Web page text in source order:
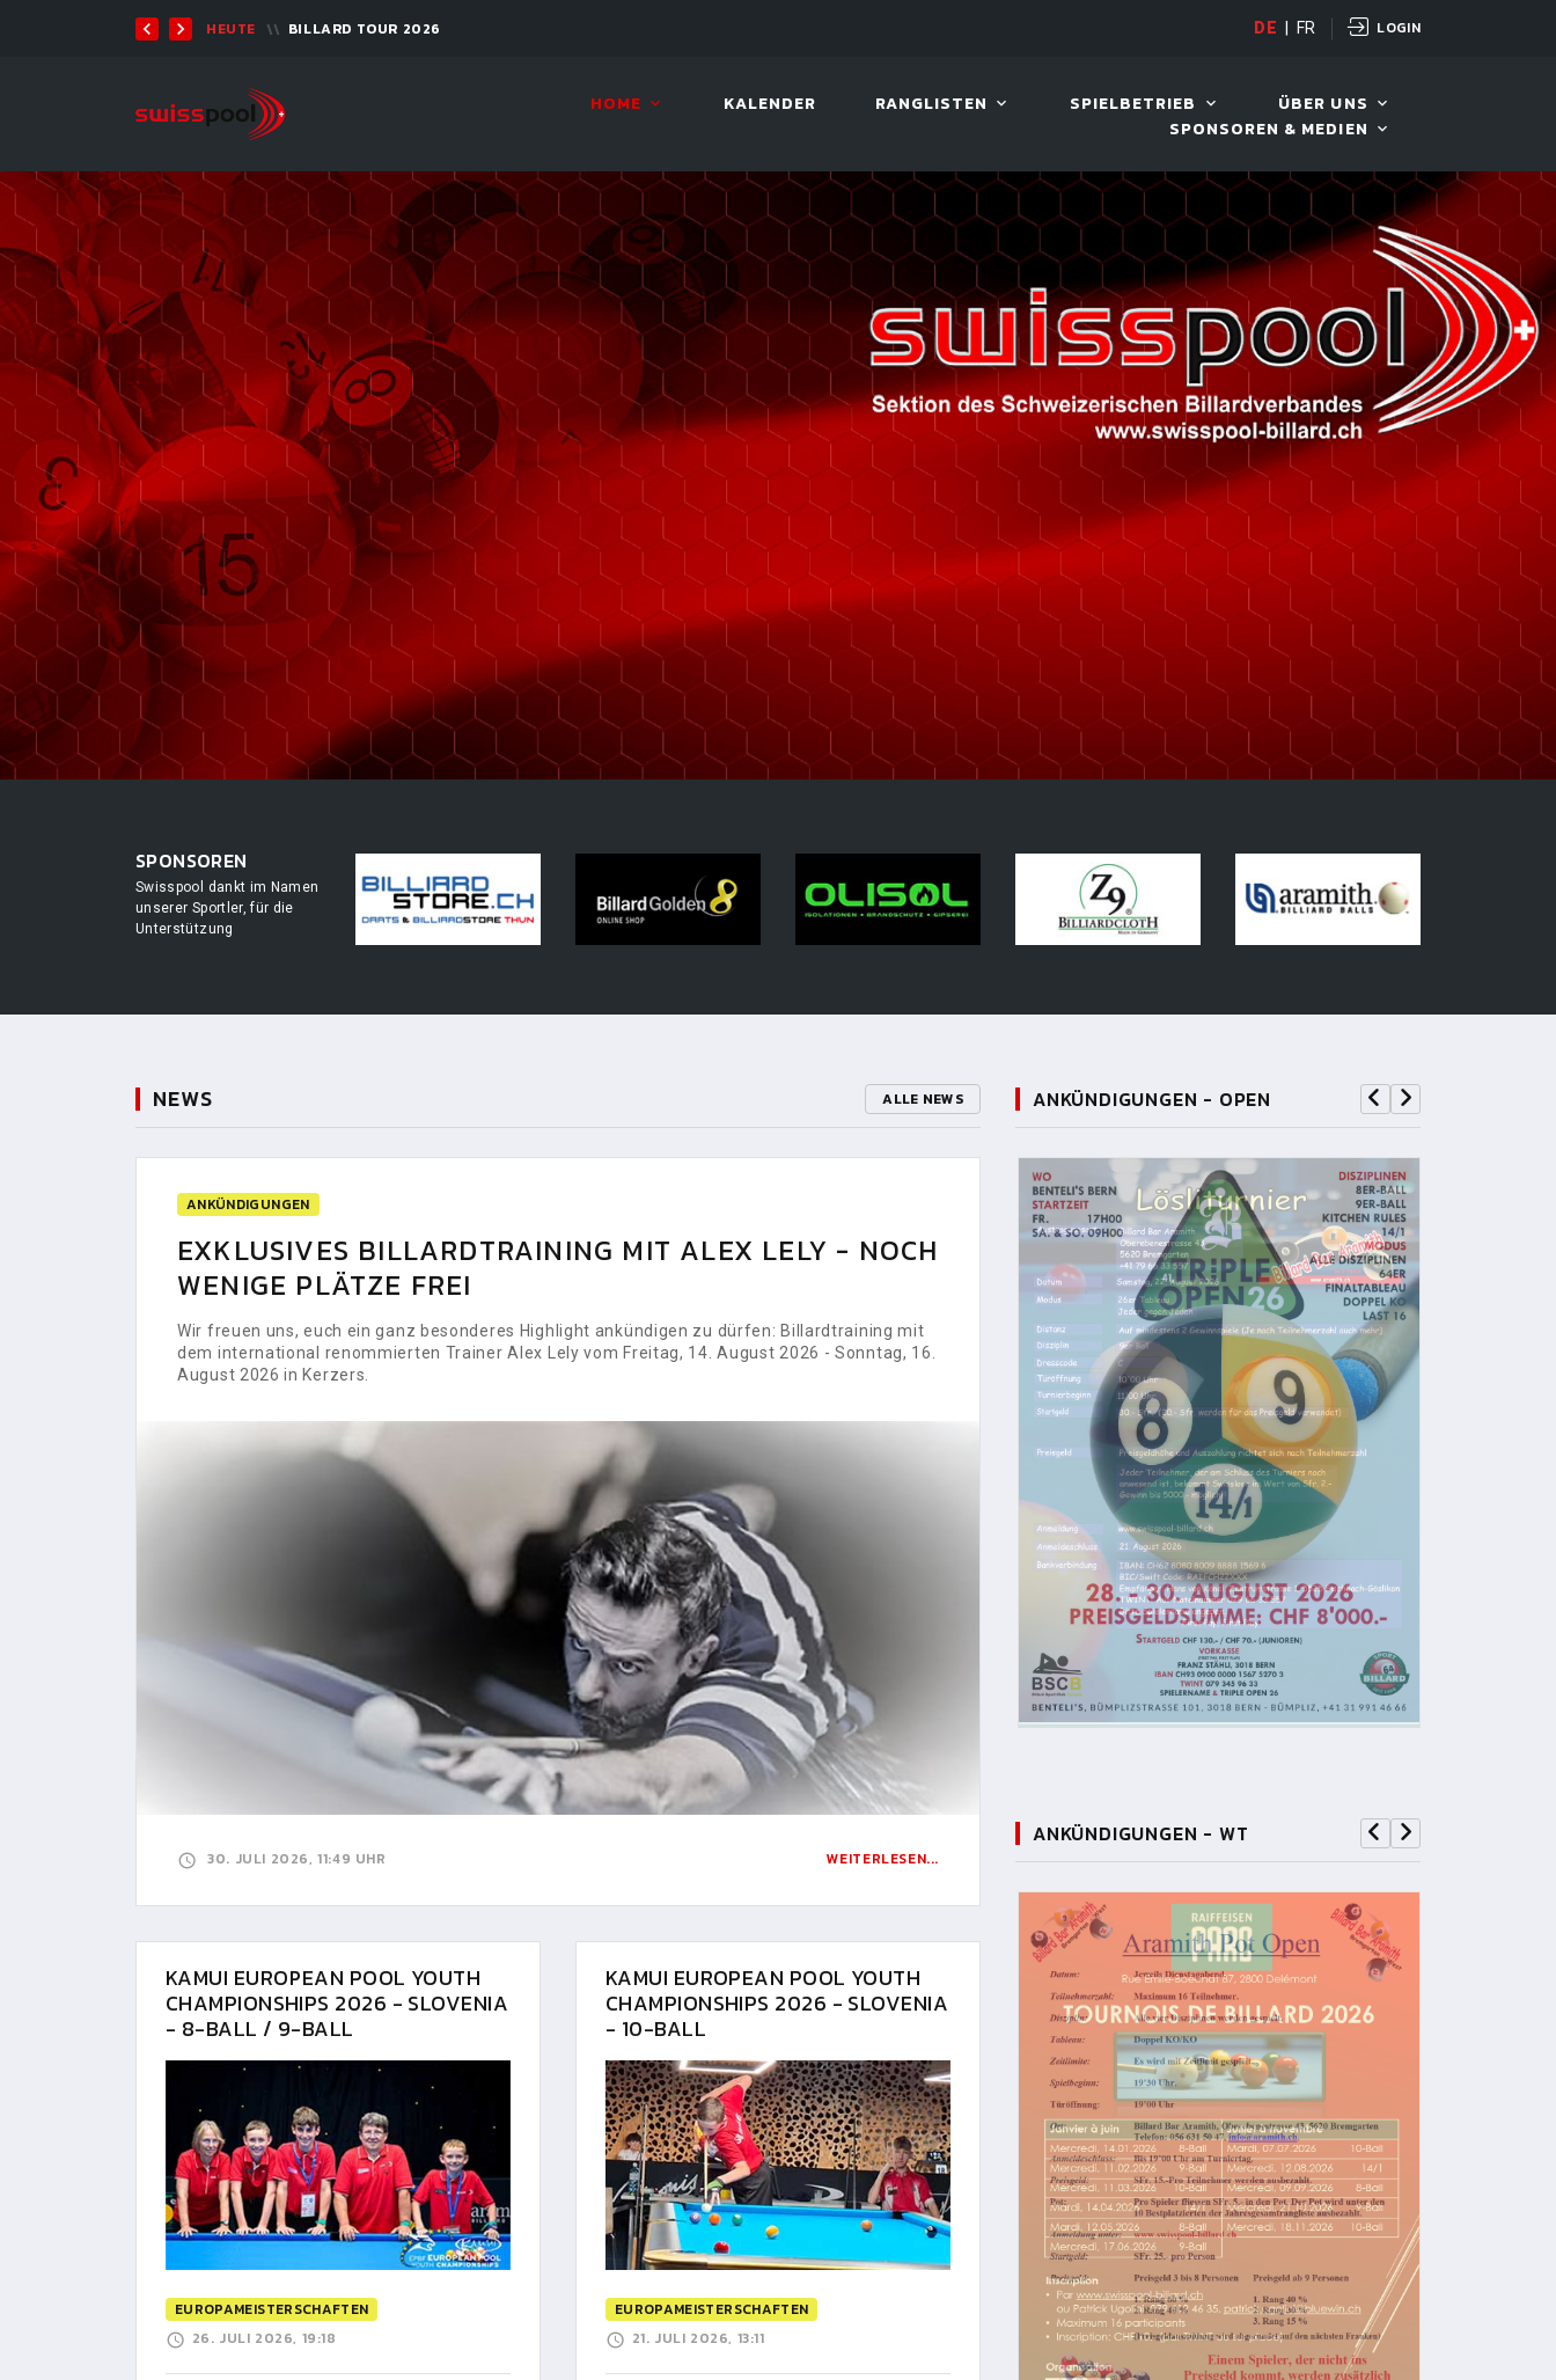
2026 - 9-BALL HEUTE BILLARD TOUR 2026 11. AUG. 2026, 19:30
DE FR LOGIN
HOME KALENDER RANGLISTEN SPIELBETRIEB
ÜBER UNS
SPONSOREN & MEDIEN
SPONSOREN
Swisspool dankt im Namen
unserer Sportler, für die
Unterstützung
NEWS ALLE NEWS
ANKÜNDIGUNGEN
EXKLUSIVES BILLARDTRAINING MIT ALEX LELY - NOCH
WENIGE PLÄTZE FREI
Wir freuen uns, euch ein ganz besonderes Highlight ankündigen zu dürfen: Billardtraining mit
dem international renommierten Trainer Alex Lely vom Freitag, 14. August 2026 - Sonntag, 16.
August 2026 in Kerzers.
30. JULI 2026, 11:49 UHR WEITERLESEN...
KAMUI EUROPEAN POOL YOUTH
CHAMPIONSHIPS 2026 - SLOVENIA
- 8-BALL / 9-BALL
EUROPAMEISTERSCHAFTEN
26. JULI 2026, 19:18
KAMUI EUROPEAN POOL YOUTH
CHAMPIONSHIPS 2026 - SLOVENIA
- 10-BALL
EUROPAMEISTERSCHAFTEN
21. JULI 2026, 13:11
ANKÜNDIGUNGEN - OPEN
ANKÜNDIGUNGEN - WT